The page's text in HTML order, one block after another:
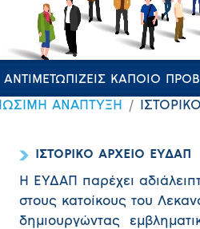
ΑΝΤΙΜΕΤΩΠΙΖΕΙΣ ΚΑΠΟΙΟ
ΑΝΑΠΤΥΞΗ
ΙΣΤΟΡΙΚΟ ΑΡΧΕΙΟ ΕΥΔΑΠ
Η ΕΥΔΑΠ παρέχει
στους κατοίκους του
δημιουργώντας